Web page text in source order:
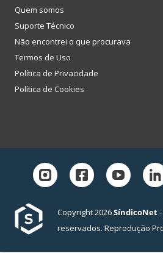
Quem somos
Suporte Técnico
Não encontrei o que procurava
Termos de Uso
Política de Privacidade
Política de Cookies
Copyright 2026SíndicoNet
reservados. Reprodução